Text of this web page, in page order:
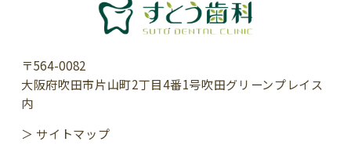
〒564-0082
大阪府吹田市片山町2丁目4番1号吹田グリーンプレイス
内
＞ サイトマップ